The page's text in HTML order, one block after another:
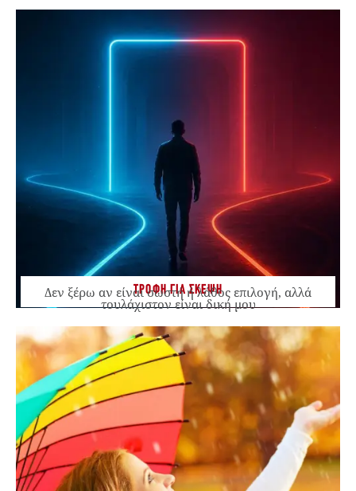
ΤΡΟΦΗ ΓΙΑ ΣΚΕΨΗ
Δεν ξέρω αν είναι σωστή ή λάθος επιλογή, αλλά
τουλάχιστον είναι δική μου